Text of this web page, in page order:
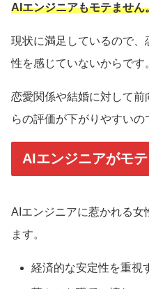
AIエンジニアもモテません
現状に満足しているので
性を感じていないからです
恋愛関係や結婚に対して
らの評価が下がりやすいの
AIエンジニアがモ
AIエンジニアに惹かれる女
ます。
経済的な安定性を重視